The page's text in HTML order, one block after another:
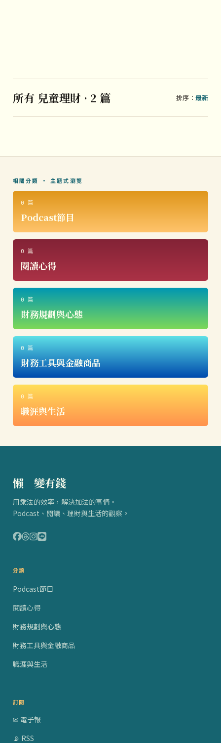
所有 兒童理財 · 2 篇 排序：最新
相關分類 · 主題式瀏覽
0 篇
Podcast節目
0 篇
閱讀心得
0 篇
財務規劃與心態
0 篇
財務工具與金融商品
0 篇
職涯與生活
懶得 變有錢
用乘法的效率，解決加法的事情。
Podcast、閱讀、理財與生活的觀察。
分類
Podcast節目
閱讀心得
財務規劃與心態
財務工具與金融商品
職涯與生活
訂閱
✉ 電子報
📡 RSS